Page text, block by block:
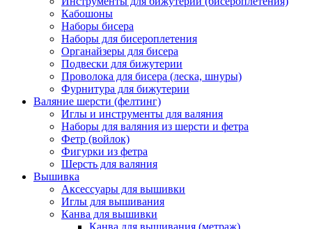
Кабошоны
Наборы бисера
Наборы для бисероплетения
Органайзеры для бисера
Подвески для бижутерии
Проволока для бисера (леска, шнуры)
Фурнитура для бижутерии
Валяние шерсти (фелтинг)
Иглы и инструменты для валяния
Наборы для валяния из шерсти и фетра
Фетр (войлок)
Фигурки из фетра
Шерсть для валяния
Вышивка
Аксессуары для вышивки
Иглы для вышивания
Канва для вышивки
Канва для вышивания (метраж)